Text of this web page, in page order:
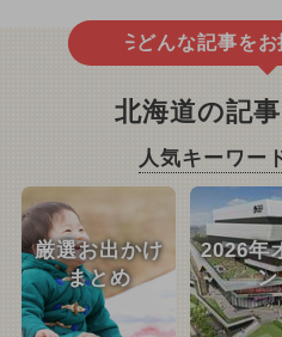
どんな記事を
北海道の記
人気キーワー
厳選お出かけ
まとめ
2026年
ン